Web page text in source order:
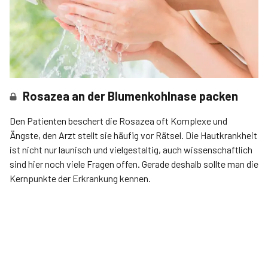
Rosazea an der Blumenkohlnase packen
Den Patienten beschert die Rosazea oft Komplexe und
Ängste, den Arzt stellt sie häufig vor Rätsel. Die Hautkrankheit
ist nicht nur launisch und vielgestaltig, auch wissenschaftlich
sind hier noch viele Fragen offen. Gerade deshalb sollte man die
Kernpunkte der Erkrankung kennen.